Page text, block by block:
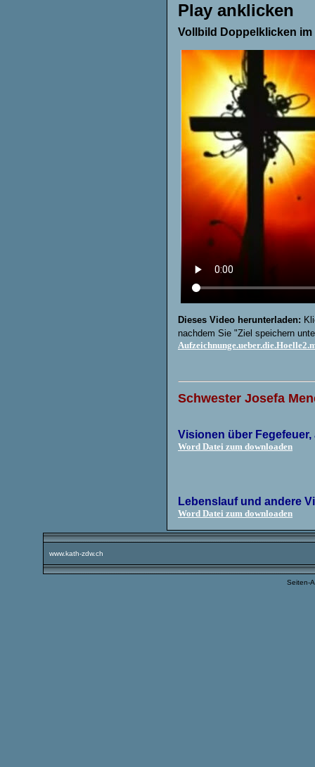
Play
Vollbild Doppelklicken im
Dieses Video herunterladen:
nachdem Sie "Ziel speichern
Schwester Josefa
Visionen über
Word Datei zum downloaden
Lebenslauf und andere
Word Datei zum downloaden
www.kath-zdw.ch
Seiten-